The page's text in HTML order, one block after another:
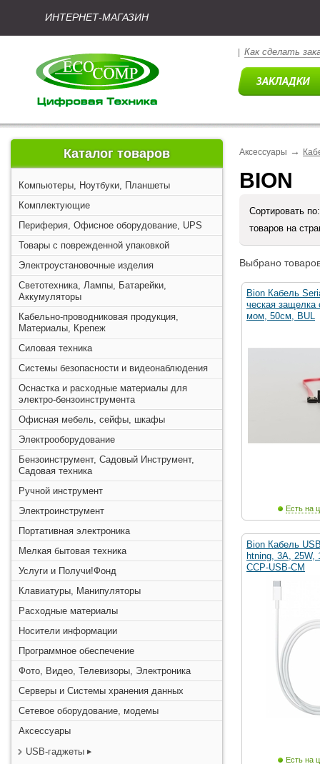
ИНТЕРНЕТ-МАГАЗИН
Как сделать
Каталог товаров
Компьютеры, Ноутбуки, Планшеты
Комплектующие
Периферия, Офисное оборудование, UPS
Товары с поврежденной упаковкой
Электроустановочные изделия
Светотехника, Лампы, Батарейки,
Аккумуляторы
Кабельно-проводниковая продукция,
Материалы, Крепеж
Силовая техника
Системы безопасности и видеонаблюдения
Оснастка и расходные материалы для
электро-бензоинструмента
Офисная мебель, сейфы, шкафы
Электрооборудование
Бензоинструмент, Садовый Инструмент,
Садовая техника
Ручной инструмент
Электроинструмент
Портативная электроника
Мелкая бытовая техника
Услуги и Получи!Фонд
Клавиатуры, Манипуляторы
Расходные материалы
Носители информации
Программное обеспечение
Фото, Видео, Телевизоры, Электроника
Серверы и Системы хранения данных
Сетевое оборудование, модемы
Аксессуары
USB-гаджеты
Аксессуары →
BION
Сортировать
товаров на
Выбрано
Bion Кабель
ческая защелка
мом, 50см, BUL
Есть на
Bion Кабель
htning, 3A,
CCP-USB-CM
Есть на